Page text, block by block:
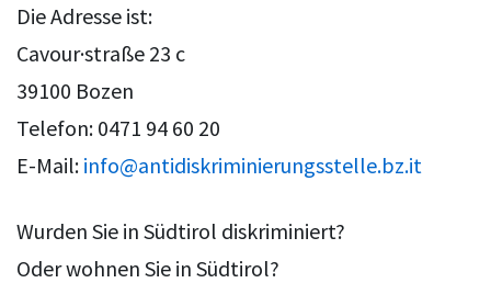
Die Adresse ist:
Cavour·straße 23 c
39100 Bozen
Telefon: 0471 94 60 20
E-Mail: info@antidiskriminierungsstelle.bz.it
Wurden Sie in Südtirol diskriminiert?
Oder wohnen Sie in Südtirol?